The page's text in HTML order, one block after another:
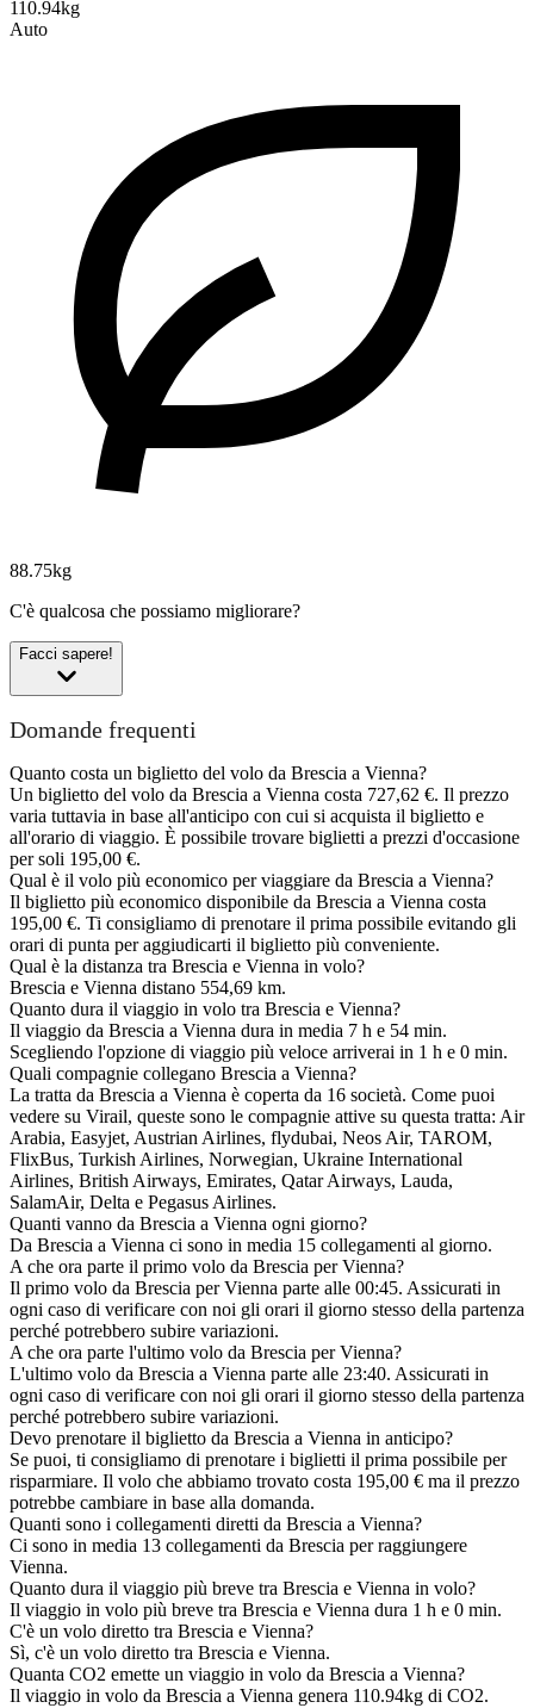
110.94kg
Auto
88.75kg
C'è qualcosa che possiamo migliorare?
Facci sapere!
Domande frequenti
Quanto costa un biglietto del volo da Brescia a Vienna?
Un biglietto del volo da Brescia a Vienna costa 727,62 €. Il prezzo
varia tuttavia in base all'anticipo con cui si acquista il biglietto e
all'orario di viaggio. È possibile trovare biglietti a prezzi d'occasione
per soli 195,00 €.
Qual è il volo più economico per viaggiare da Brescia a Vienna?
Il biglietto più economico disponibile da Brescia a Vienna costa
195,00 €. Ti consigliamo di prenotare il prima possibile evitando gli
orari di punta per aggiudicarti il biglietto più conveniente.
Qual è la distanza tra Brescia e Vienna in volo?
Brescia e Vienna distano 554,69 km.
Quanto dura il viaggio in volo tra Brescia e Vienna?
Il viaggio da Brescia a Vienna dura in media 7 h e 54 min.
Scegliendo l'opzione di viaggio più veloce arriverai in 1 h e 0 min.
Quali compagnie collegano Brescia a Vienna?
La tratta da Brescia a Vienna è coperta da 16 società. Come puoi
vedere su Virail, queste sono le compagnie attive su questa tratta: Air
Arabia, Easyjet, Austrian Airlines, flydubai, Neos Air, TAROM,
FlixBus, Turkish Airlines, Norwegian, Ukraine International
Airlines, British Airways, Emirates, Qatar Airways, Lauda,
SalamAir, Delta e Pegasus Airlines.
Quanti vanno da Brescia a Vienna ogni giorno?
Da Brescia a Vienna ci sono in media 15 collegamenti al giorno.
A che ora parte il primo volo da Brescia per Vienna?
Il primo volo da Brescia per Vienna parte alle 00:45. Assicurati in
ogni caso di verificare con noi gli orari il giorno stesso della partenza
perché potrebbero subire variazioni.
A che ora parte l'ultimo volo da Brescia per Vienna?
L'ultimo volo da Brescia a Vienna parte alle 23:40. Assicurati in
ogni caso di verificare con noi gli orari il giorno stesso della partenza
perché potrebbero subire variazioni.
Devo prenotare il biglietto da Brescia a Vienna in anticipo?
Se puoi, ti consigliamo di prenotare i biglietti il prima possibile per
risparmiare. Il volo che abbiamo trovato costa 195,00 € ma il prezzo
potrebbe cambiare in base alla domanda.
Quanti sono i collegamenti diretti da Brescia a Vienna?
Ci sono in media 13 collegamenti da Brescia per raggiungere
Vienna.
Quanto dura il viaggio più breve tra Brescia e Vienna in volo?
Il viaggio in volo più breve tra Brescia e Vienna dura 1 h e 0 min.
C'è un volo diretto tra Brescia e Vienna?
Sì, c'è un volo diretto tra Brescia e Vienna.
Quanta CO2 emette un viaggio in volo da Brescia a Vienna?
Il viaggio in volo da Brescia a Vienna genera 110.94kg di CO2.